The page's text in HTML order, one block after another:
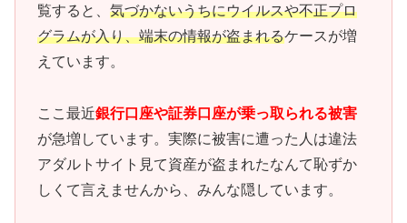
覧すると、 気づかないうちにウイルスや不正プロ
グラムが入り、端末の情報が盗まれるケースが増
えています。
ここ最近銀行口座や証券口座が乗っ取られる被害
が急増しています。実際に被害に遭った人は違法
アダルトサイト見て資産が盗まれたなんて恥ずか
しくて言えませんから、みんな隠しています。